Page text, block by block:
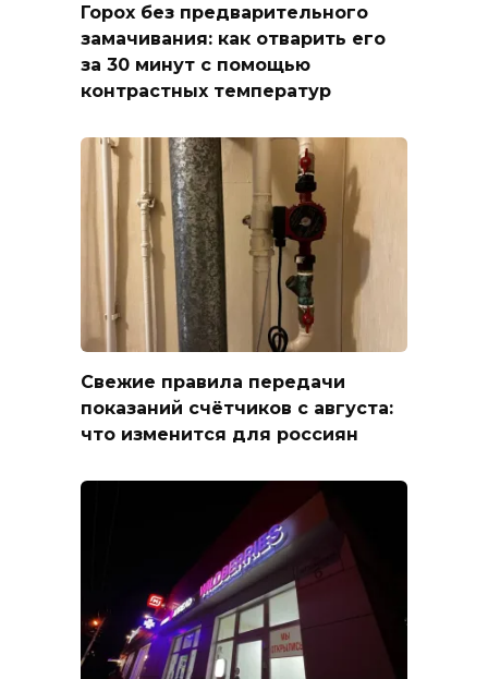
Горох без предварительного
замачивания: как отварить его
за 30 минут с помощью
контрастных температур
Свежие правила передачи
показаний счётчиков с августа:
что изменится для россиян